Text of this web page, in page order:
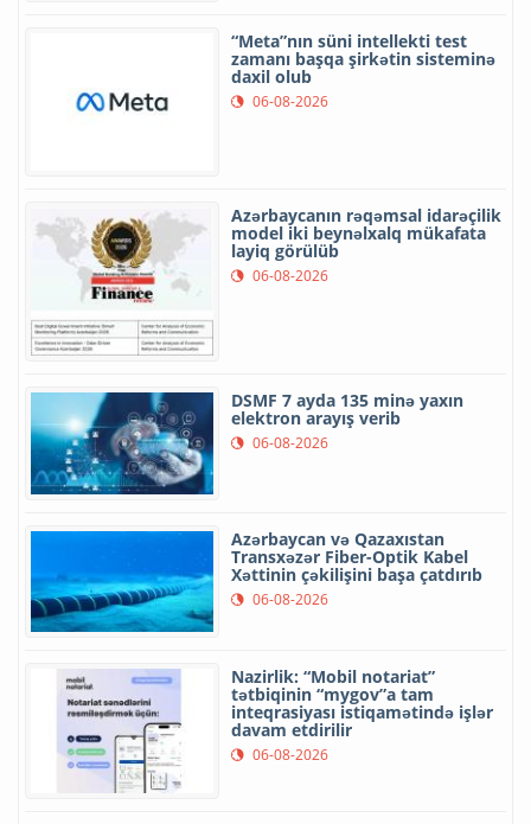
“Meta”nın süni intellekti test
zamanı başqa şirkətin sisteminə
daxil olub
06-08-2026
Azərbaycanın rəqəmsal idarəçilik
model iki beynəlxalq mükafata
layiq görülüb
06-08-2026
DSMF 7 ayda 135 minə yaxın
elektron arayış verib
06-08-2026
Azərbaycan və Qazaxıstan
Transxəzər Fiber-Optik Kabel
Xəttinin çəkilişini başa çatdırıb
06-08-2026
Nazirlik: “Mobil notariat”
tətbiqinin “mygov”a tam
inteqrasiyası istiqamətində işlər
davam etdirilir
06-08-2026